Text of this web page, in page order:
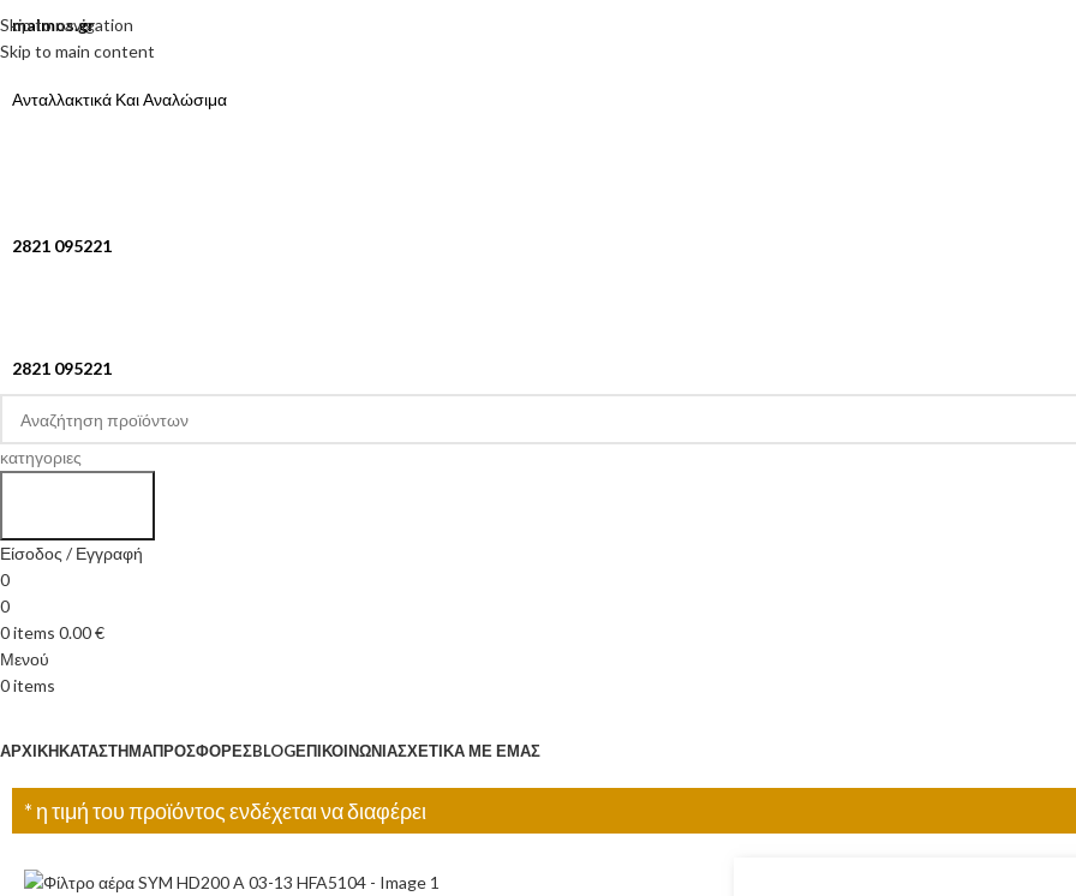
Skip to navigation
Skip to main content
malmos.gr
Ανταλλακτικά Και Αναλώσιμα
2821 095221
2821 095221
κατηγοριες
Είσοδος / Εγγραφή
0
0
0items 0.00€
Μενού
0items
ΑΡΧΙΚΉΚΑΤΆΣΤΗΜΑΠΡΟΣΦΟΡΈΣBLOGΕΠΙΚΟΙΝΩΝΊΑΣΧΕΤΙΚΆ ΜΕ ΕΜΆΣ
* η τιμή του προϊόντος ενδέχεται να διαφέρει